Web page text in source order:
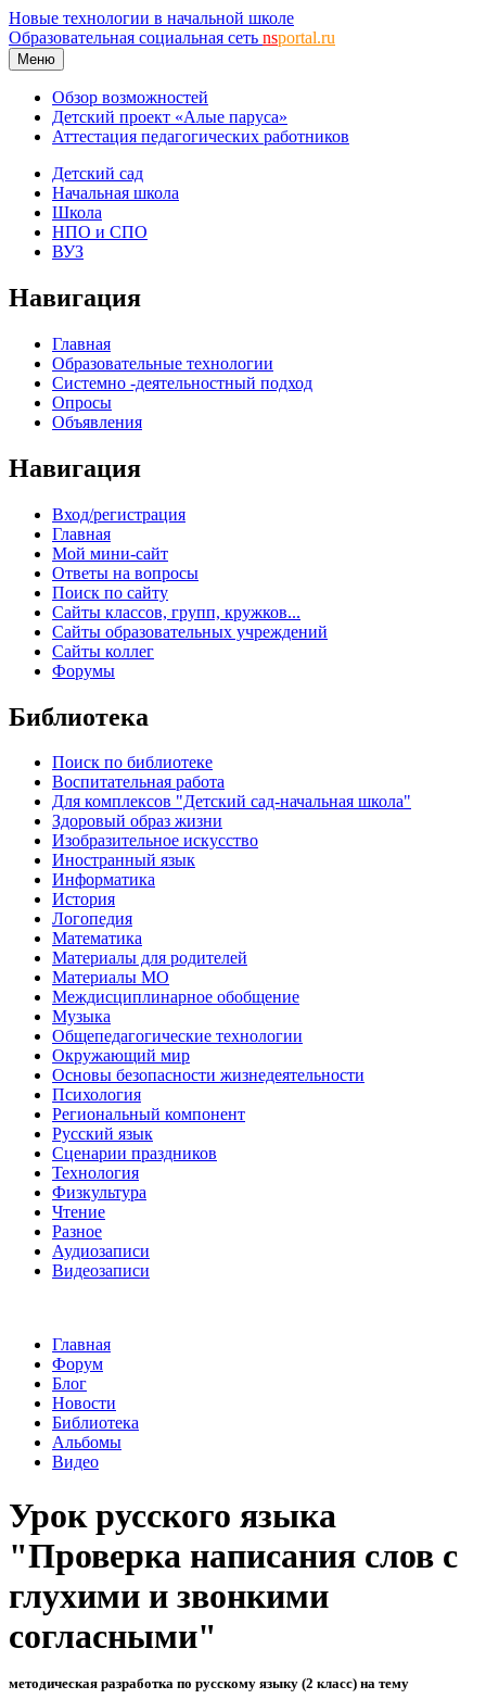
Новые технологии в начальной школе
Образовательная социальная сеть nsportal.ru
Меню
Обзор возможностей
Детский проект «Алые паруса»
Аттестация педагогических работников
Детский сад
Начальная школа
Школа
НПО и СПО
ВУЗ
Навигация
Главная
Образовательные технологии
Системно -деятельностный подход
Опросы
Объявления
Навигация
Вход/регистрация
Главная
Мой мини-сайт
Ответы на вопросы
Поиск по сайту
Сайты классов, групп, кружков...
Сайты образовательных учреждений
Сайты коллег
Форумы
Библиотека
Поиск по библиотеке
Воспитательная работа
Для комплексов "Детский сад-начальная школа"
Здоровый образ жизни
Изобразительное искусство
Иностранный язык
Информатика
История
Логопедия
Математика
Материалы для родителей
Материалы МО
Междисциплинарное обобщение
Музыка
Общепедагогические технологии
Окружающий мир
Основы безопасности жизнедеятельности
Психология
Региональный компонент
Русский язык
Сценарии праздников
Технология
Физкультура
Чтение
Разное
Аудиозаписи
Видеозаписи
Главная
Форум
Блог
Новости
Библиотека
Альбомы
Видео
Урок русского языка
"Проверка написания слов с
глухими и звонкими
согласными"
методическая разработка по русскому языку (2 класс) на тему